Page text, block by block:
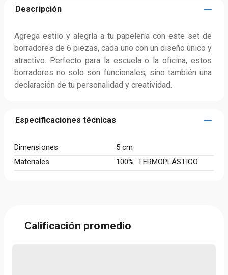
Descripción
Agrega estilo y alegría a tu papelería con este set de
borradores de 6 piezas, cada uno con un diseño único y
atractivo. Perfecto para la escuela o la oficina, estos
borradores no solo son funcionales, sino también una
declaración de tu personalidad y creatividad.
Especificaciones técnicas
Dimensiones
5 cm
Materiales
100% TERMOPLÁSTICO
Calificación promedio